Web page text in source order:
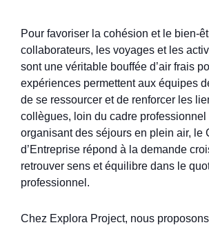
Pour favoriser la cohésion et le bien-
collaborateurs, les voyages et les
sont une véritable bouffée d’air frais
expériences permettent aux équipes
de se ressourcer et de renforcer les
collègues, loin du cadre professionnel
organisant des séjours en plein air, le
d’Entreprise répond à la demande
retrouver sens et équilibre dans le
professionnel.
Chez Explora Project, nous